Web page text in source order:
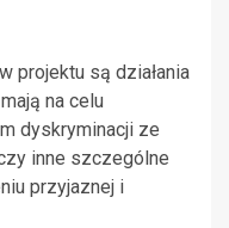
projektu są działania
na celu
dyskryminacji ze
inne szczególne
przyjaznej i